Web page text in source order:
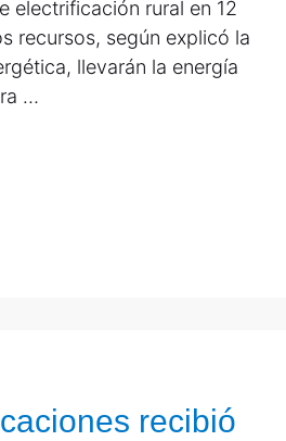
electrificación rural en 12
recursos, según explicó la
llevarán la energía
…
recibió